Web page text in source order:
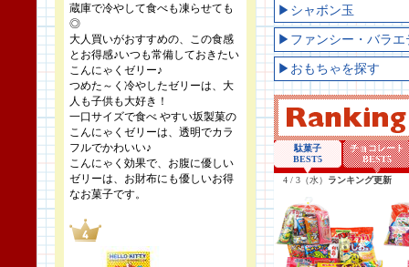
蔵庫で冷やして食べも凍らせても
◎
大人買いがおすすめの、この食感
とお得感♪いつも常備しておきたい
こんにゃくゼリー♪
つめた～く冷やしたゼリーは、大
人も子供も大好き！
一口サイズで食べ やすい坂製菓の
こんにゃくゼリーは、透明でカラ
フルでかわいい♪
こんにゃく効果で、お腹に優しい
ゼリーは、お財布にも優しいお得
なお菓子です。
▶シャボン玉
▶ファンシー・バラエ
▶おもちゃを探す